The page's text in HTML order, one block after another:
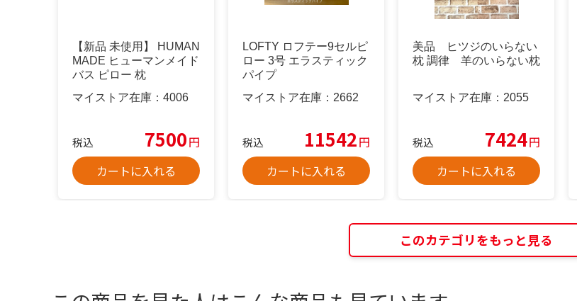
【新品 未使用】 HUMAN
MADE ヒューマンメイド
バス ピロー 枕
マイストア在庫： 4006
税込 7500円
カートに入れる
LOFTY ロフテー9セルピ
ロー 3号 エラスティック
パイプ
マイストア在庫： 2662
税込 11542円
カートに入れる
美品 ヒツジのいらない
枕 調律 羊のいらない枕
マイストア在庫： 2055
税込 7424円
カートに入れる
このカテゴリをもっと見る